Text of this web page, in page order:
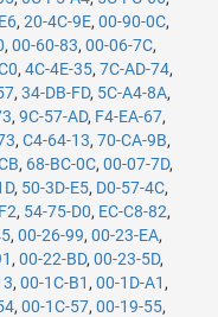
, 20-4C-9E, 00-90-0C,
, 00-60-83, 00-06-7C,
, 4C-4E-35, 7C-AD-74,
, 34-DB-FD, 5C-A4-8A,
, 9C-57-AD, F4-EA-67,
, C4-64-13, 70-CA-9B,
, 68-BC-0C, 00-07-7D,
, 50-3D-E5, D0-57-4C,
, 54-75-D0, EC-C8-82,
, 00-26-99, 00-23-EA,
, 00-22-BD, 00-23-5D,
, 00-1C-B1 , 00-1D-A1 ,
, 00-1C-57, 00-19-55,